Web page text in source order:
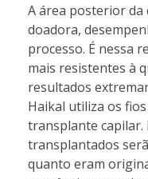
A área posterior da
doadora,
processo. É nessa
mais resistentes à
resultados
Haikal utiliza os
transplante capilar.
transplantados
quanto eram